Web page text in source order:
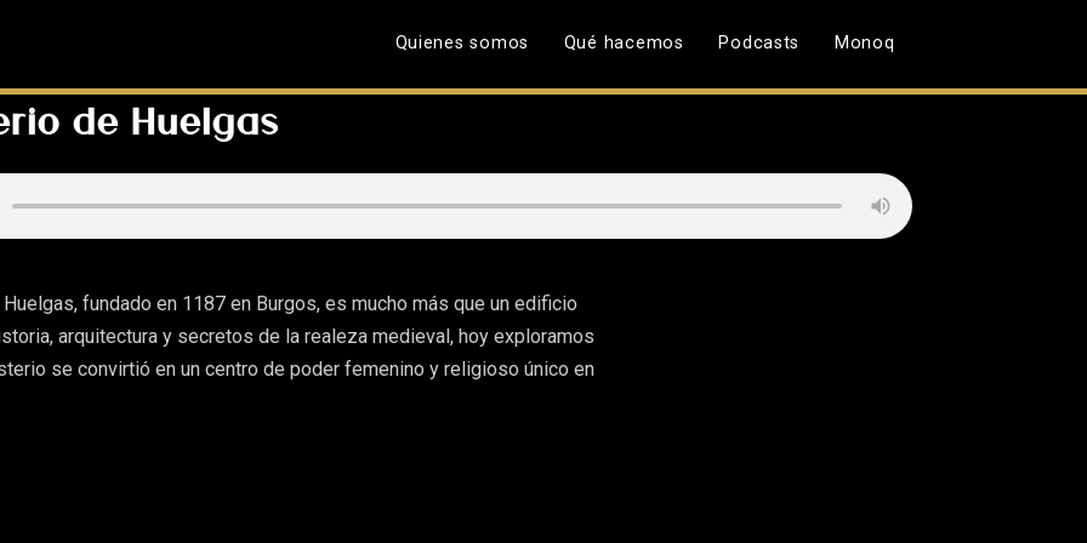
Quienes somos Qué hacemos Podcasts Monoq
de Huelgas
fundado en 1187 en Burgos, es mucho más que un edificio
arquitectura y secretos de la realeza medieval, hoy exploramos
se convirtió en un centro de poder femenino y religioso único en